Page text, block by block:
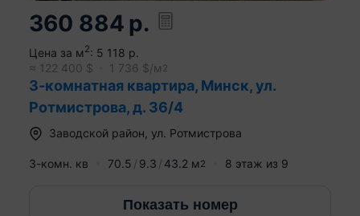
360 884 р.
Цена за м2: 5 118 р.
≈ 122 400 $ 1 736 $/м 2
3-комнатная квартира, Минск, ул.
Ротмистрова, д. 36/4
Заводской район ул. Ротмистрова
3-комн. кв 70.5 9.3 43.2 м2 8 этаж из 9
Показать номер